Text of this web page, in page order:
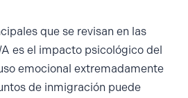
que se revisan en las
es el impacto psicológico del
emocional extremadamente
de inmigración puede